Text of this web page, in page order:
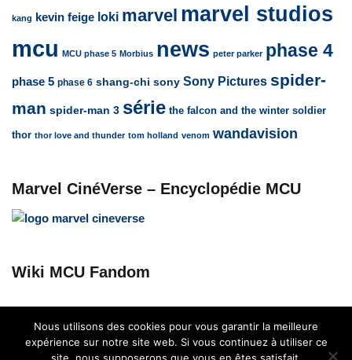
kang kevin feige loki marvel marvel studios
mcu MCU phase 5 Morbius news peter parker phase 4
phase 5 phase 6 shang-chi sony Sony Pictures spider-
man spider-man 3 série the falcon and the winter soldier
thor thor love and thunder tom holland venom wandavision
Marvel CinéVerse – Encyclopédie MCU
Wiki MCU Fandom
Nous utilisons des cookies pour vous garantir la meilleure
expérience sur notre site web. Si vous continuez à utiliser ce